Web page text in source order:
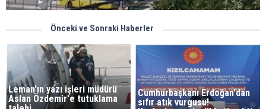
Önceki ve Sonraki Haberler
Leman'ın yazı işleri müdürü
Aslan Özdemir'e tutuklama
Cumhurbaşkanı Erdoğan'dan
sıfır atık vurgusu!